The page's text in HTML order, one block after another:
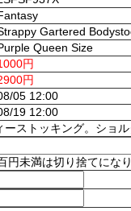
Gartered
Queen Size
円
円
05 12:00
19 12:00
ストッキング。ショ
円未満は切り捨てになり